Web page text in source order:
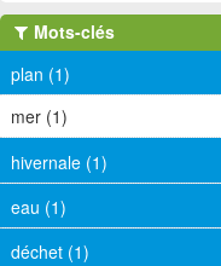
Mots-clés
plan (1)
mer (1)
hivernale (1)
eau (1)
déchet (1)